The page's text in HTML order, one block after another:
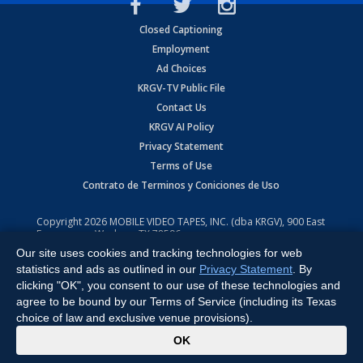
Closed Captioning
Employment
Ad Choices
KRGV-TV Public File
Contact Us
KRGV AI Policy
Privacy Statement
Terms of Use
Contrato de Terminos y Coniciones de Uso
Copyright2026 MOBILE VIDEO TAPES, INC. (dba KRGV), 900 East
Expressway, Weslaco, TX 78596.
All Rights Reserved. Powered by:Ruby Shore Software
Our site uses cookies and tracking technologies for web
statistics and ads as outlined in our Privacy Statement . By
clicking "OK", you consent to our use of these technologies and
agree to be bound by our Terms of Service (including its Texas
choice of law and exclusive venue provisions).
OK